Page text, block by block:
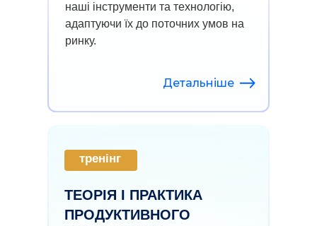
наші інструменти та технологію,
адаптуючи їх до поточних умов на
ринку.
ТЕОРІЯ І ПРАКТИКА
ПРОДУКТИВНОГО
Детальніше
тренінг